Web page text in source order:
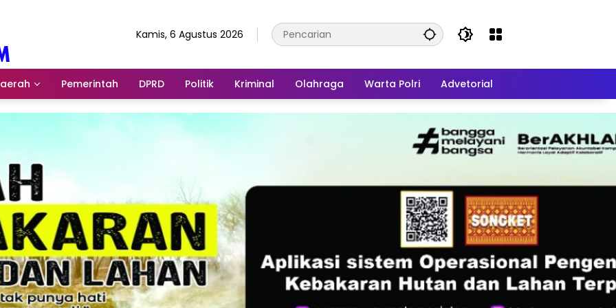
Kamis, 6 Agustus 2026
Pemerintah DPRD Politik Kriminal Olahraga Warta Polri Advetorial